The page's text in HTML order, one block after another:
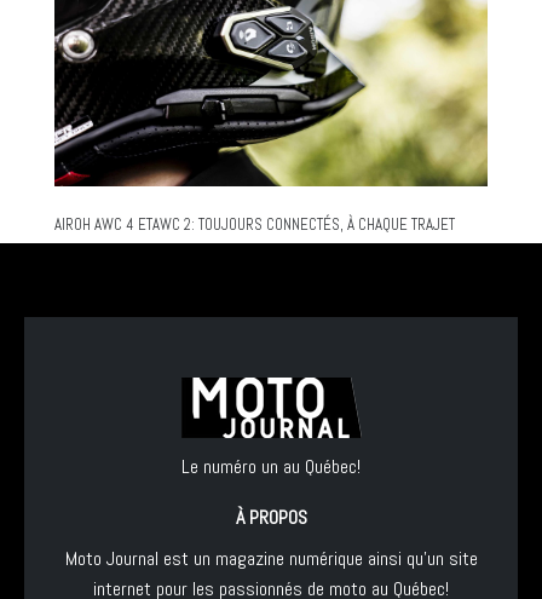
AIROH AWC 4 ETAWC 2: TOUJOURS CONNECTÉS, À CHAQUE TRAJET
Le numéro un au Québec!
À PROPOS
Moto Journal est un magazine numérique ainsi qu'un site
internet pour les passionnés de moto au Québec!